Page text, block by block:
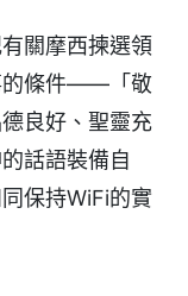
關摩西揀選領
的條件——「敬
良好、聖靈充
話語裝備自
保持WiFi的實